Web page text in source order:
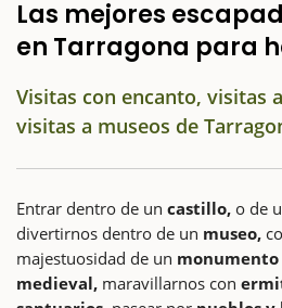
Las mejores
en Tarragona para
Visitas con encanto, visitas
visitas a museos de
Entrar dentro de un castillo, o de
divertirnos dentro de un museo,
majestuosidad de un
medieval, maravillarnos con